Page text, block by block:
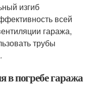
изгиб
всей
гаража,
трубы
в погребе гаража